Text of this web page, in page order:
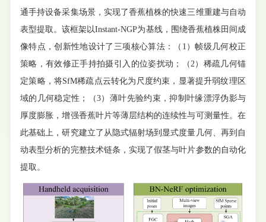
通手持设备采集场景，实现了香蕉植株的快速三维重建与自动
表型提取。该框架以Instant-NGP为基线，围绕香蕉植株田间成
像特点，创新性地设计了三项核心算法：（1）帧级几何校正
策略，有效修正手持拍摄引入的位姿扰动；（2）稀疏几何锚
定策略，将SfM稀疏点云转化为尺度约束，显著提升弱纹理区
域的几何稳定性；（3）薄叶先验约束，抑制叶缘漂浮伪影与
厚度膨胀，增强香蕉叶片等薄层结构的连续性与可测量性。在
此基础上，研究建立了从隐式辐射场到显式度量几何、再到自
动表型分析的完整技术链条，实现了假茎与叶片参数的自动化
提取。